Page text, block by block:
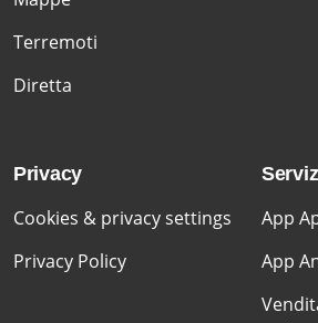
Terremoti
Diretta
Privacy
Cookies & privacy settings
Privacy Policy
App
App